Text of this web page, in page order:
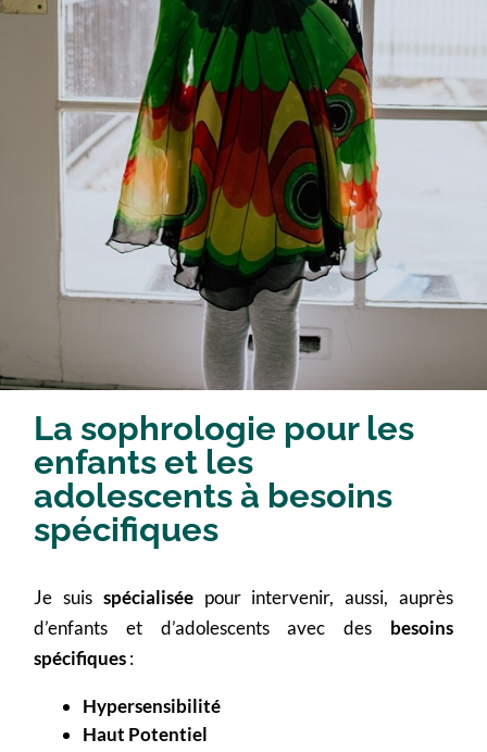
La sophrologie pour les
enfants et les
adolescents à besoins
spécifiques
Je suis spécialiséepour intervenir, aussi, auprès
d’enfants et d’adolescents avec des besoins
spécifiques:
Hypersensibilité
Haut Potentiel